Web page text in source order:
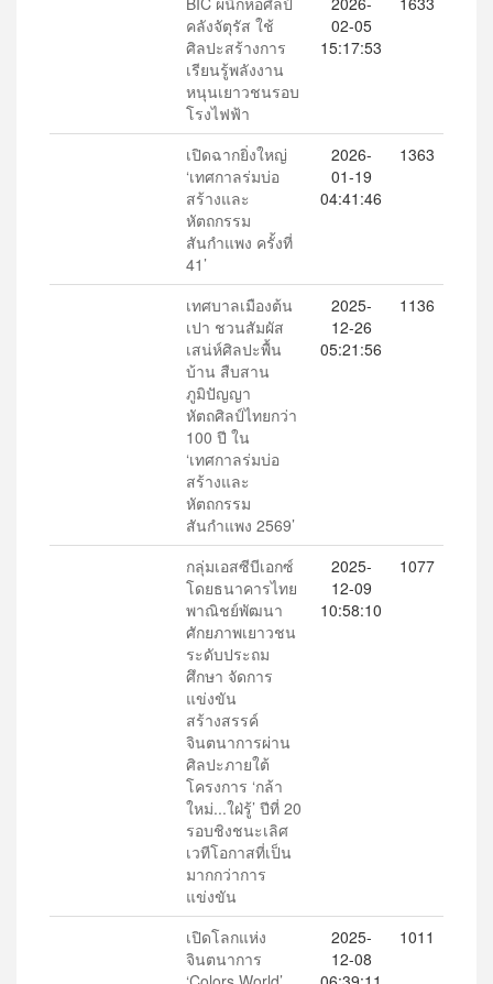
คลังจัตุรัส ใช้
ศิลปะสร้างการ
เรียนรู้พลังงาน
หนุนเยาวชนรอบ
โรงไฟฟ้า
02-05
15:17:53
เปิดฉากยิ่งใหญ่
‘เทศกาลร่มบ่อ
สร้างและ
หัตถกรรม
สันกำแพง ครั้งที่
41’
2026-
01-19
04:41:46
1363
เทศบาลเมืองต้น
เปา ชวนสัมผัส
เสน่ห์ศิลปะพื้น
บ้าน สืบสาน
ภูมิปัญญา
หัตถศิลป์ไทยกว่า
100 ปี ใน
‘เทศกาลร่มบ่อ
สร้างและ
หัตถกรรม
สันกำแพง 2569’
2025-
12-26
05:21:56
1136
กลุ่มเอสซีบีเอกซ์
โดยธนาคารไทย
พาณิชย์พัฒนา
ศักยภาพเยาวชน
ระดับประถม
ศึกษา จัดการ
แข่งขัน
สร้างสรรค์
จินตนาการผ่าน
ศิลปะภายใต้
โครงการ ‘กล้า
ใหม่...ใฝ่รู้’ ปีที่ 20
รอบชิงชนะเลิศ
เวทีโอกาสที่เป็น
มากกว่าการ
แข่งขัน
2025-
12-09
10:58:10
1077
เปิดโลกแห่ง
จินตนาการ
2025-
12-08
1011